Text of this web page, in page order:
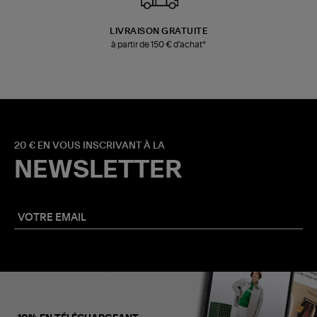
LIVRAISON GRATUITE
à partir de 150 € d'achat*
20 € EN VOUS INSCRIVANT À LA
NEWSLETTER